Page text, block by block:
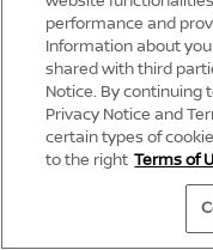
horário
contato dentro
você entre em
algum erro de
impossibilite de
O QUE
RECEBER
performance and
Information about
shared with third
Notice. By continuing
Privacy Notice and
certain types of
to the right Terms of